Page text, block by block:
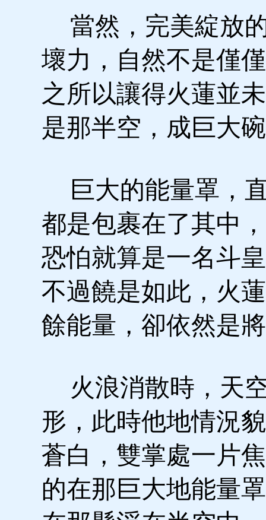
當然，完美綻放
壞力，自然不是僅
之所以讓得火蓮並
是那半空，成巨大
巨大的能量罩，
都是包裹在了其中
恐怕就算是一名斗
不過饒是如此，火
餘能量，卻依然是
火浪消散時，天
形，此時他地情況
蒼白，雙掌處一片
的在那巨大地能量